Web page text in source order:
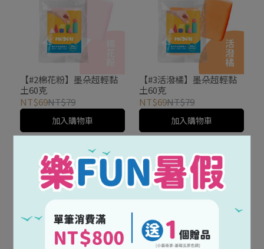
【#2棉花粉】墨朵超輕黏
土60克
NT$69NT$79
加入購物車
【#3活潑橘】墨朵超輕黏
土60克
NT$69NT$79
加入購物車